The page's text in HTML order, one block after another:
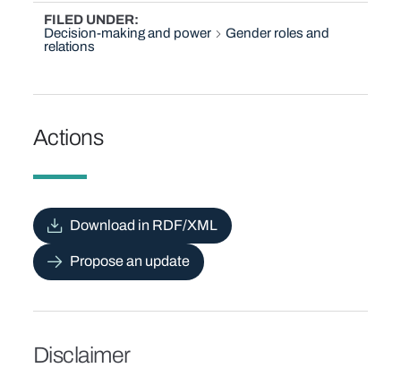
FILED UNDER
Decision-making and power
Gender roles and
relations
Actions
Download in RDF/XML
Propose an update
Disclaimer